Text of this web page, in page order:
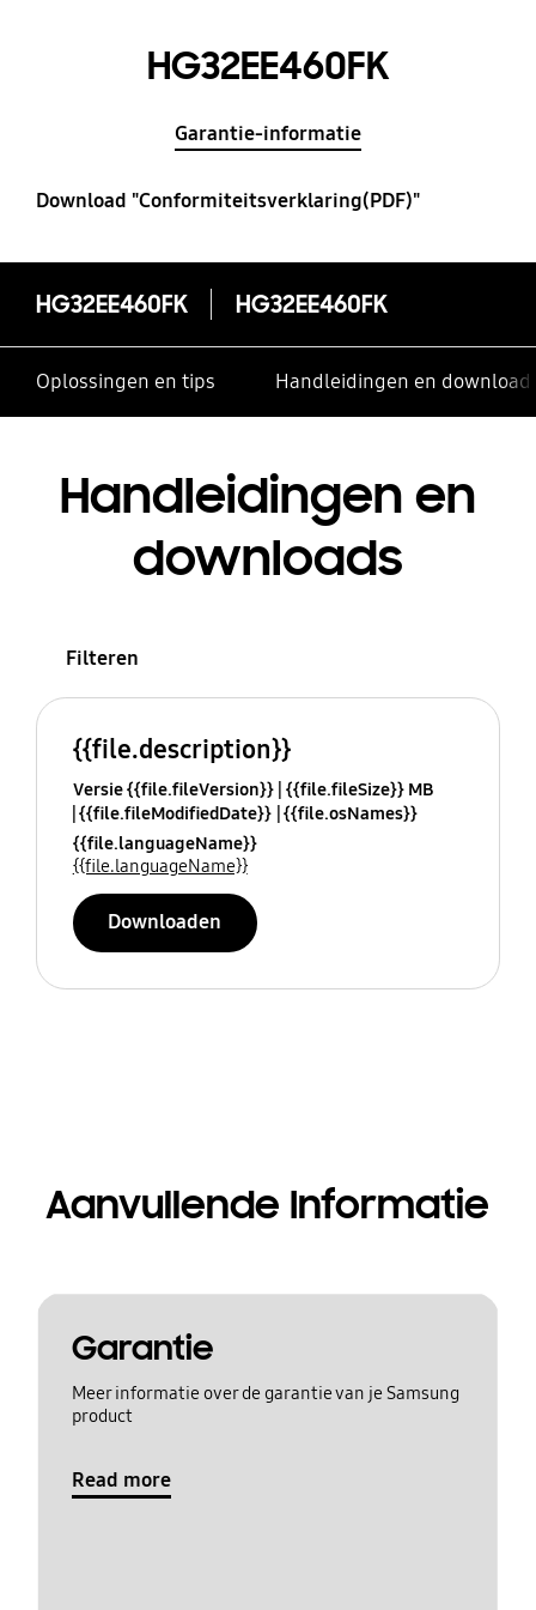
HG32EE460FK
Garantie-informatie
Download "Conformiteitsverklaring(PDF)"
HG32EE460FK HG32EE460FK
Oplossingen en tips Handleidingen en
Handleidingen en
downloads
Filteren
{{file.description}}
Versie {{file.fileVersion}} {{file.fileSize}} MB
{{file.fileModifiedDate}} {{file.osNames}}
{{file.languageName}}
{{file.languageName}}
Downloaden
Aanvullende Informatie
Garantie
Meer informatie over de garantie van je Samsung
product
Read more